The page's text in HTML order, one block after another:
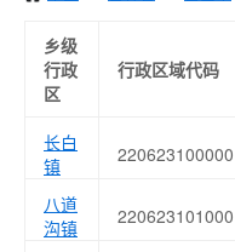
乡级
行政
区
行政区域代码
长白
镇
220623100000
八道
沟镇
220623101000